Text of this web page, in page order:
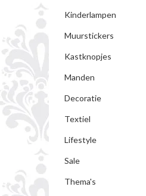
Kinderlampen
Muurstickers
Kastknopjes
Manden
Decoratie
Textiel
Lifestyle
Sale
Thema's